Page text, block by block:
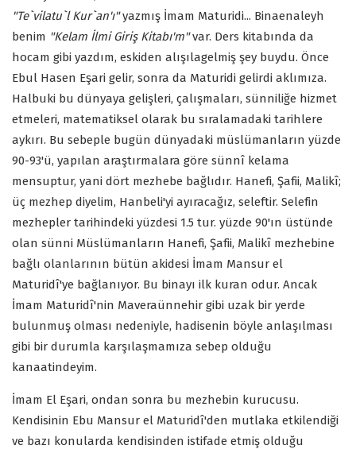
"Te`vilatu`l Kur`an'ı"yazmış İmam Maturidi... Binaenaleyh
benim "Kelam İlmi Giriş Kitabı'm"var. Ders kitabında da
hocam gibi yazdım, eskiden alışılagelmiş şey buydu. Önce
Ebul Hasen Eşari gelir, sonra da Maturidi gelirdi aklımıza.
Halbuki bu dünyaya gelişleri, çalışmaları, sünniliğe hizmet
etmeleri, matematiksel olarak bu sıralamadaki tarihlere
aykırı. Bu sebeple bugün dünyadaki müslümanların yüzde
90-93'ü, yapılan araştırmalara göre sünnî kelama
mensuptur, yani dört mezhebe bağlıdır. Hanefi, Şafii, Malikî;
üç mezhep diyelim, Hanbeli'yi ayıracağız, seleftir. Selefin
mezhepler tarihindeki yüzdesi 1.5 tur. yüzde 90'ın üstünde
olan sünni Müslümanların Hanefi, Şafii, Malikî mezhebine
bağlı olanlarının bütün akidesi İmam Mansur el
Maturidî'ye bağlanıyor. Bu binayı ilk kuran odur. Ancak
İmam Maturidî'nin Maveraünnehir gibi uzak bir yerde
bulunmuş olması nedeniyle, hadisenin böyle anlaşılması
gibi bir durumla karşılaşmamıza sebep olduğu
kanaatindeyim.
İmam El Eşari, ondan sonra bu mezhebin kurucusu.
Kendisinin Ebu Mansur el Maturidî'den mutlaka etkilendiği
ve bazı konularda kendisinden istifade etmiş olduğu